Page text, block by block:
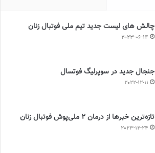
چالش هاى ليست جدید تيم ملى فوتبال زنان
2023-06-14
جنجال جدید در سوپرلیگ فوتسال
2022-12-11
تازه‌ترین خبرها از درمان ۲ ملی‌پوش فوتبال زنان
2023-12-24